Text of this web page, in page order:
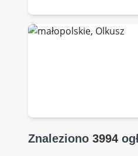
Znaleziono 3994